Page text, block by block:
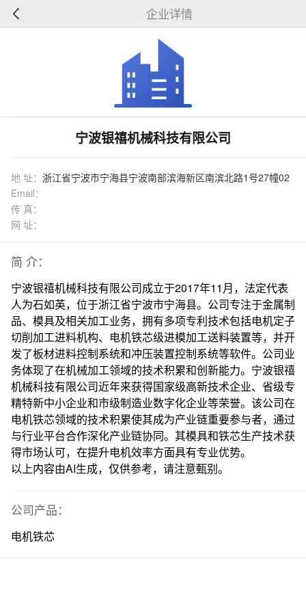
企业详情
宁波银禧机械科技有限公司
地 址： 浙江省宁波市宁海县宁波南部滨海新区南滨北路1号27幢02
Email：
传 真：
网 址：
简 介：
宁波银禧机械科技有限公司成立于2017年11月，法定代表
人为石如英，位于浙江省宁波市宁海县。公司专注于金属制
品、模具及相关加工业务，拥有多项专利技术包括电机定子
切削加工进料机构、电机铁芯级进模加工送料装置等，并开
发了板材进料控制系统和冲压装置控制系统等软件。公司业
务体现了在机械加工领域的技术积累和创新能力。宁波银禧
机械科技有限公司近年来获得国家级高新技术企业、省级专
精特新中小企业和市级制造业数字化企业等荣誉。该公司在
电机铁芯领域的技术积累使其成为产业链重要参与者，通过
与行业平台合作深化产业链协同。其模具和铁芯生产技术获
得市场认可，在提升电机效率方面具有专业优势。
以上内容由AI生成，仅供参考，请注意甄别。
公司产品：
电机铁芯